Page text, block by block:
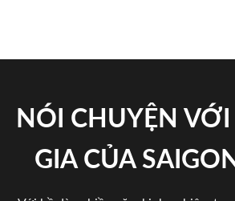
NÓI CHUYỆN VỚI
GIA CỦA